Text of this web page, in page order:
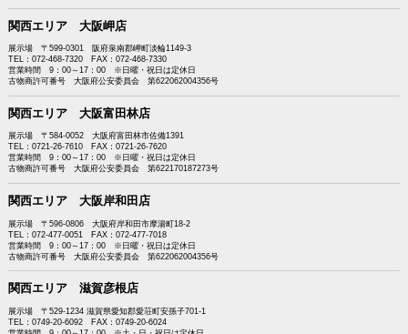
関西エリア 大阪岬店
展示場 〒599-0301 阪府泉南郡岬町淡輪1149-3
TEL：072-468-7320 FAX：072-468-7330
営業時間 9：00～17：00 ※日曜・祝日は定休日
古物商許可番号 大阪府公安委員会 第622062004356号
関西エリア 大阪富田林店
展示場 〒584-0052 大阪府富田林市佐備1391
TEL：0721-26-7610 FAX：0721-26-7620
営業時間 9：00～17：00 ※日曜・祝日は定休日
古物商許可番号 大阪府公安委員会 第622170187273号
関西エリア 大阪岸和田店
展示場 〒596-0806 大阪府岸和田市摩湯町18-2
TEL：072-477-0051 FAX：072-477-7018
営業時間 9：00～17：00 ※日曜・祝日は定休日
古物商許可番号 大阪府公安委員会 第622062004356号
関西エリア 滋賀彦根店
展示場 〒529-1234 滋賀県愛知郡愛荘町安孫子701-1
TEL：0749-20-6092 FAX：0749-20-6024